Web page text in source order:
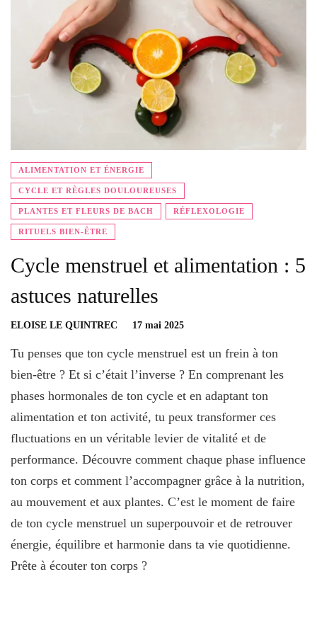
ALIMENTATION ET ÉNERGIE
CYCLE ET RÈGLES DOULOUREUSES
PLANTES ET FLEURS DE BACH RÉFLEXOLOGIE
RITUELS BIEN-ÊTRE
Cycle menstruel et alimentation : 5
astuces naturelles
ELOISE LE QUINTREC 17 mai 2025
Tu penses que ton cycle menstruel est un frein à ton
bien-être ? Et si c’était l’inverse ? En comprenant les
phases hormonales de ton cycle et en adaptant ton
alimentation et ton activité, tu peux transformer ces
fluctuations en un véritable levier de vitalité et de
performance. Découvre comment chaque phase influence
ton corps et comment l’accompagner grâce à la nutrition,
au mouvement et aux plantes. C’est le moment de faire
de ton cycle menstruel un superpouvoir et de retrouver
énergie, équilibre et harmonie dans ta vie quotidienne.
Prête à écouter ton corps ?